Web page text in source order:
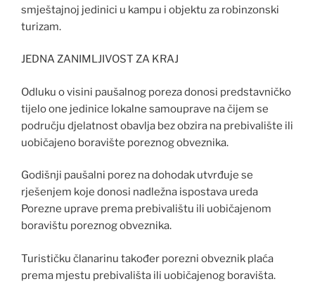
smještajnoj jedinici u kampu i objektu za robinzonski
turizam.
JEDNA ZANIMLJIVOST ZA KRAJ
Odluku o visini paušalnog poreza donosi predstavničko
tijelo one jedinice lokalne samouprave na čijem se
području djelatnost obavlja bez obzira na prebivalište ili
uobičajeno boravište poreznog obveznika.
Godišnji paušalni porez na dohodak utvrđuje se
rješenjem koje donosi nadležna ispostava ureda
Porezne uprave prema prebivalištu ili uobičajenom
boravištu poreznog obveznika.
Turističku članarinu također porezni obveznik plaća
prema mjestu prebivališta ili uobičajenog boravišta.